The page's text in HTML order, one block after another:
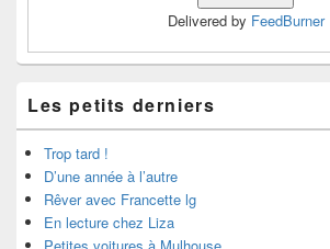
Delivered by FeedBurner
Les petits derniers
Trop tard !
D’une année à l’autre
Rêver avec Francette lg
En lecture chez Liza